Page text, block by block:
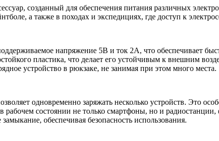
созданный для обеспечения питания различных
а также в походах и экспедициях, где доступ к
напряжение 5В и ток 2А, что обеспечивает
пластика, что делает его устойчивым к внешним
устройство в рюкзаке, не занимая при этом много места.
одновременно заряжать несколько устройств. Это
рабочем состоянии не только смартфоны, но и
обеспечивая безопасность использования.